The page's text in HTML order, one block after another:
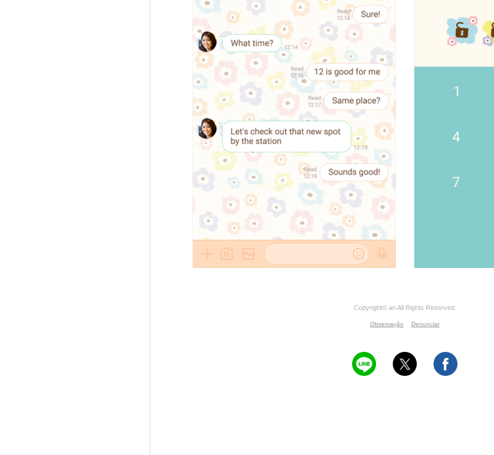
Copyright© an All Rights Reserved.
Observação Denunciar